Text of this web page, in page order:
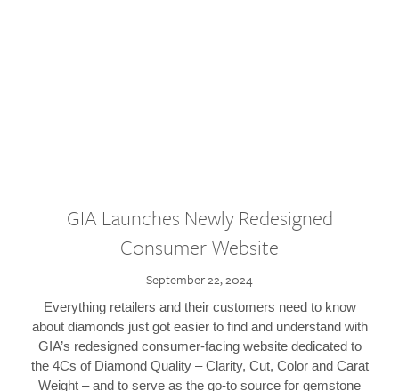
GIA Launches Newly Redesigned
Consumer Website
September 22, 2024
Everything retailers and their customers need to know
about diamonds just got easier to find and understand with
GIA’s redesigned consumer-facing website dedicated to
the 4Cs of Diamond Quality – Clarity, Cut, Color and Carat
Weight – and to serve as the go-to source for gemstone